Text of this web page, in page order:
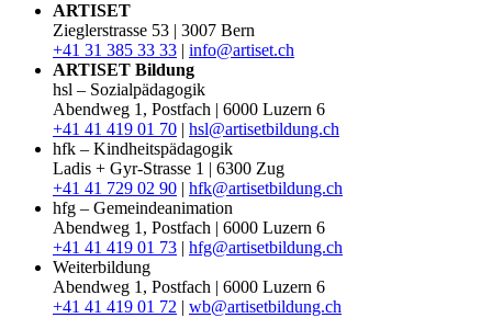
ARTISET
Zieglerstrasse 53 | 3007 Bern
+41 31 385 33 33 | info@artiset.ch
ARTISET Bildung
hsl – Sozialpädagogik
Abendweg 1, Postfach | 6000 Luzern 6
+41 41 419 01 70 | hsl@artisetbildung.ch
hfk – Kindheitspädagogik
Ladis + Gyr-Strasse 1 | 6300 Zug
+41 41 729 02 90 | hfk@artisetbildung.ch
hfg – Gemeindeanimation
Abendweg 1, Postfach | 6000 Luzern 6
+41 41 419 01 73 | hfg@artisetbildung.ch
Weiterbildung
Abendweg 1, Postfach | 6000 Luzern 6
+41 41 419 01 72 | wb@artisetbildung.ch